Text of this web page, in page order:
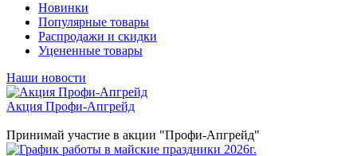
Новинки
Популярные товары
Распродажи и скидки
Уцененные товары
Наши новости
Акция Профи-Апгрейд
Принимай участие в акции "Профи-Апгрейд"